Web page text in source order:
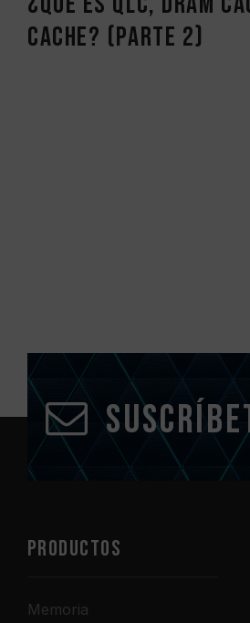
Cache? (Parte 2)
PRODUCTOS
Memoria